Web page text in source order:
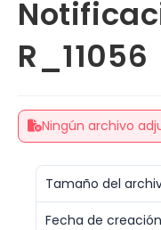
R_11056
Ningún archivo
Tamaño del
Fecha de creación